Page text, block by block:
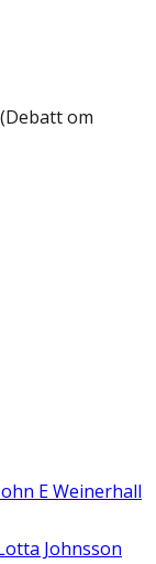
om
E Weinerhall
Johnsson